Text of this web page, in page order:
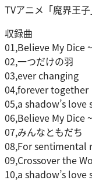
TVアニメ「魔界王
収録曲
01,Believe My Dice
02,一つだけの羽
03,ever changing
04,forever together
05,a shadow’s love
06,Believe My Dice
07,みんなともだち
08,For sentimental
09,Crossover the
10,a shadow’s love